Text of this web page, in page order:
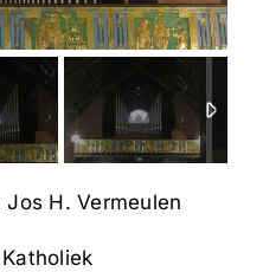
H. Vermeulen